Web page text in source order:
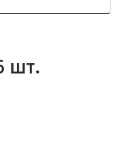
шт.